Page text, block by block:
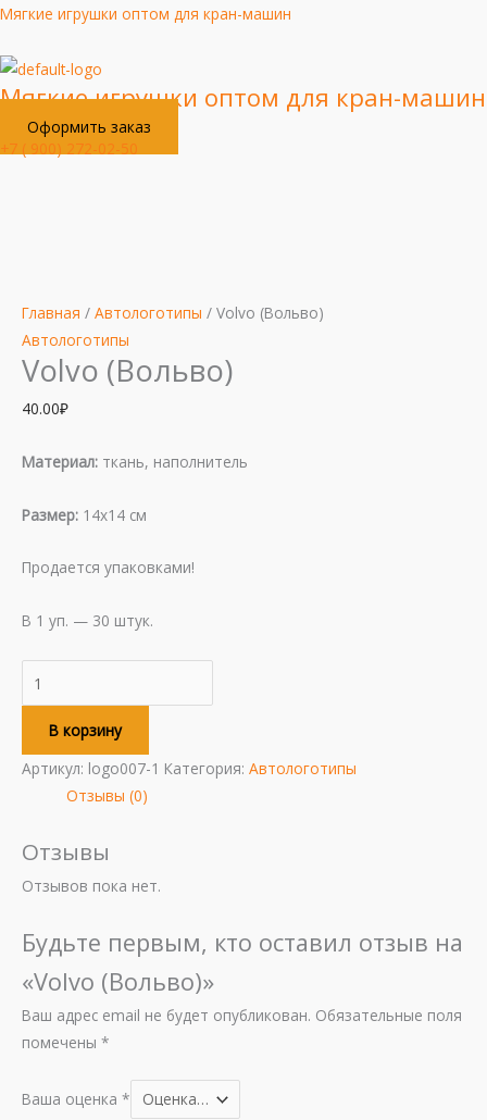
Перейти
содержимому
Мягкие игрушки оптом для кран-машин
Мягкие игрушки оптом для кран-машин
Оформить заказ
+7 ( 900) 272-02-50
Меню
Главная / Автологотипы / Volvo (Вольво)
Автологотипы
Volvo (Вольво)
40.00₽
Материал: ткань, наполнитель
Размер: 14х14 см
Продается упаковками!
В 1 уп. — 30 штук.
Volvo
(Вольво)
В корзину
Артикул: logo007-1 Категория: Автологотипы
Отзывы (0)
Отзывы
Отзывов пока нет.
Будьте первым, кто оставил отзыв на
«Volvo (Вольво)»
Ваш адрес email не будет опубликован. Обязательные поля
помечены *
Ваша оценка *